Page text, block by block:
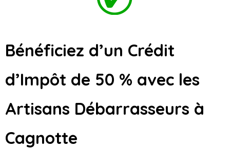
Bénéficiez d’un Crédit
d’Impôt de 50 % avec les
Artisans Débarrasseurs à
Cagnotte